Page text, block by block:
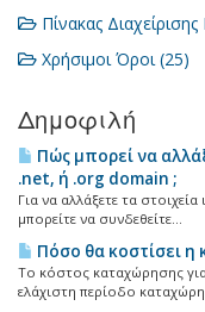
Πίνακας
Χρήσιμοι Όροι (25)
Δημοφιλή
Πώς μπορεί να
.net, ή .org domain ;
Για να αλλάξετε τα
μπορείτε να συνδεθείτε...
Πόσο θα κοστίσει
Το κόστος καταχώρησης
ελάχιστη περίοδο